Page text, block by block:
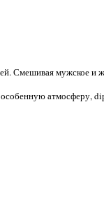
Смешивая мужское и
атмосферу,